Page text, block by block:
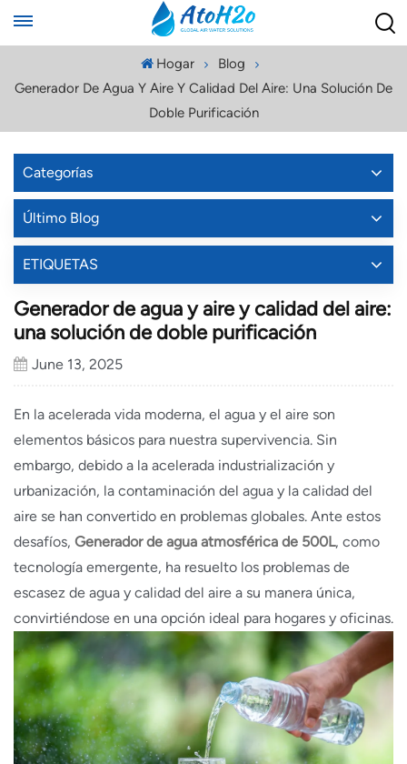
Hogar
Blog
Generador De Agua Y Aire Y Calidad Del Aire: Una Solución De
Doble Purificación
Categorías
Último Blog
ETIQUETAS
Generador de agua y aire y calidad del aire:
una solución de doble purificación
June 13, 2025
En la acelerada vida moderna, el agua y el aire son
elementos básicos para nuestra supervivencia. Sin
embargo, debido a la acelerada industrialización y
urbanización, la contaminación del agua y la calidad del
aire se han convertido en problemas globales. Ante estos
desafíos, Generador de agua atmosférica de 500L, como
tecnología emergente, ha resuelto los problemas de
escasez de agua y calidad del aire a su manera única,
convirtiéndose en una opción ideal para hogares y oficinas.